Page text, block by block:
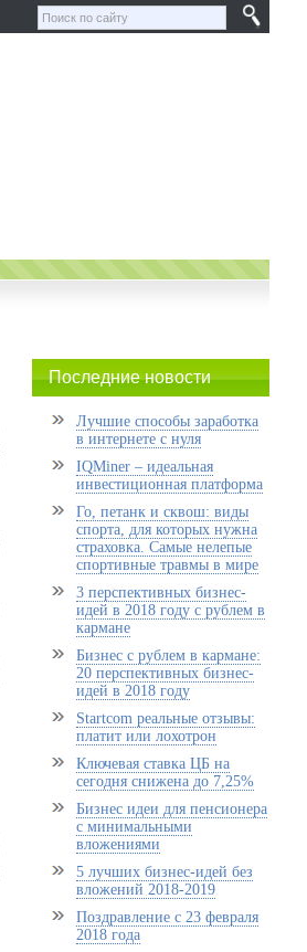
Последние новости
Лучшие способы заработка
в интернете с нуля
IQMiner – идеальная
инвестиционная платформа
Го, петанк и сквош: виды
спорта, для которых нужна
страховка. Самые нелепые
спортивные травмы в мире
3 перспективных бизнес-
идей в 2018 году с рублем в
кармане
Бизнес с рублем в кармане:
20 перспективных бизнес-
идей в 2018 году
Startcom реальные отзывы:
платит или лохотрон
Ключевая ставка ЦБ на
сегодня снижена до 7,25%
Бизнес идеи для пенсионера
с минимальными
вложениями
5 лучших бизнес-идей без
вложений 2018-2019
Поздравление с 23 февраля
2018 года